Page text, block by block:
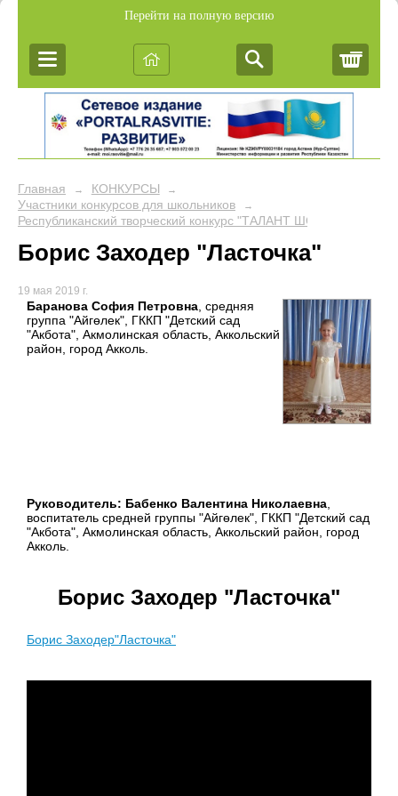
Перейти на полную версию
Главная → КОНКУРСЫ →
Участники конкурсов для школьников →
Республиканский творческий конкурс "ТАЛАНТ ШОУ"
Борис Заходер "Ласточка"
19 мая 2019 г.
Баранова София Петровна, средняя
группа "Айгөлек", ГККП "Детский сад
"Акбота", Акмолинская область, Аккольский
район, город Акколь.
Руководитель: Бабенко Валентина Николаевна
воспитатель средней группы "Айгөлек", ГККП "Детский сад
"Акбота", Акмолинская область, Аккольский район, город
Акколь.
Борис Заходер "Ласточка"
Борис Заходер"Ласточка"